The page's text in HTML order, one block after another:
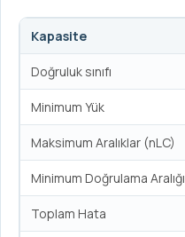
Kapasite
Doğruluk sınıfı
Minimum Yük
Maksimum Aralıklar (nLC)
Minimum Doğrulama Aralığı
Toplam Hata